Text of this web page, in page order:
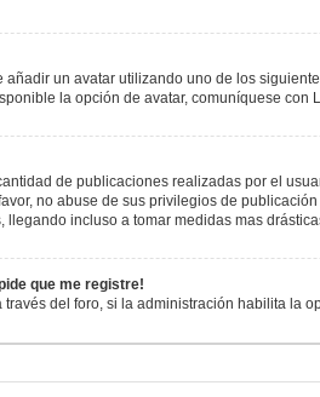
un avatar utilizando uno de los
la opción de avatar, comuníquese con
de publicaciones realizadas por el
no abuse de sus privilegios de
incluso a tomar medidas mas
que me registre!
del foro, si la administración habilita la